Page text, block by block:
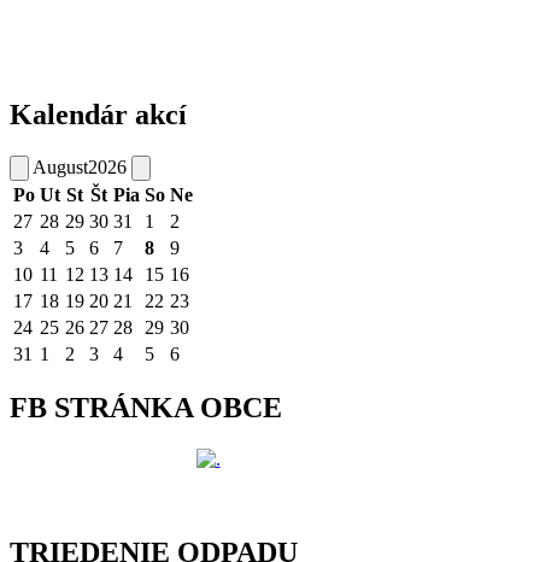
Kalendár akcí
August2026
Po Ut St Št Pia So Ne
27 28 29 30 31 1
2
3
4 5 6 7 8
9
10 11 12 13 14 15 16
17 18 19 20 21 22 23
24 25 26 27 28 29 30
31 1 2 3 4 5 6
FB STRÁNKA OBCE
TRIEDENIE ODPADU